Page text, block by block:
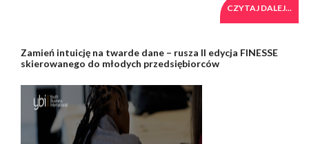
CZYTAJ DALEJ...
Zamień intuicję na twarde dane – rusza II edycja FINESSE
skierowanego do młodych przedsiębiorców